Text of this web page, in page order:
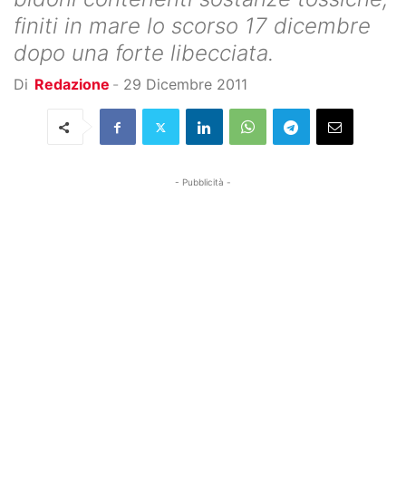
finiti in mare lo scorso 17 dicembre
dopo una forte libecciata.
Di Redazione - 29 Dicembre 2011
- Pubblicità -